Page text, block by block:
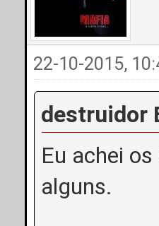
22-10-2015,
destruidor
Eu achei
alguns.